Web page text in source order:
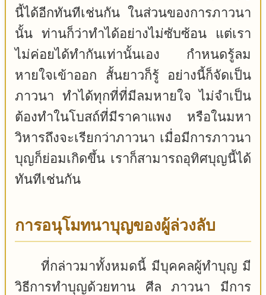
นี้ได้อีกทันทีเช่นกัน ในส่วนของการภาวนา
นั้น ท่านก็ว่าทำได้อย่างไม่ซับซ้อน แต่เรา
ไม่ค่อยได้ทำกันเท่านั้นเอง กำหนดรู้ลม
หายใจเข้าออก สั้นยาวก็รู้ อย่างนี้ก็จัดเป็น
ภาวนา ทำได้ทุกที่ที่มีลมหายใจ ไม่จำเป็น
ต้องทำในโบสถ์ที่มีราคาแพง หรือในมหา
วิหารถึงจะเรียกว่าภาวนา เมื่อมีการภาวนา
บุญก็ย่อมเกิดขึ้น เราก็สามารถอุทิศบุญนี้ได้
ทันทีเช่นกัน
การอนุโมทนาบุญของผู้ล่วงลับ
ที่กล่าวมาทั้งหมดนี้ มีบุคคลผู้ทำบุญ มี
วิธีการทำบุญด้วยทาน ศีล ภาวนา มีการ